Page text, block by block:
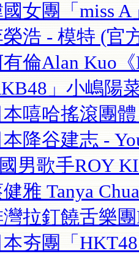
女團「miss A
浩 - 模特 (官
倫Alan Kuo
」小嶋陽
嘻哈搖滾團體
降谷建志 -
男歌手ROY
雅 Tanya
拉釘饒舌樂
夯團「